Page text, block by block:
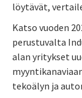
löytävät,
Katso vuoden
perustuvalta
alan yritykset
tekoälyn ja